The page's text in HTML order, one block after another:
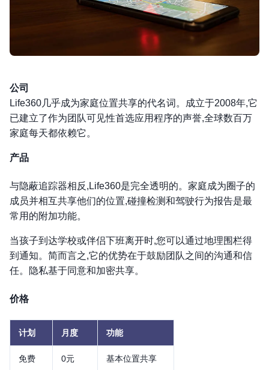
公司
Life360几乎成为家庭位置共享的代名词。成立于2008年,它
已建立了作为团队可见性首选应用程序的声誉,全球数百万
家庭每天都依赖它。
产品
与隐蔽追踪器相反,Life360是完全透明的。家庭成为圈子的
成员并相互共享他们的位置,碰撞检测和驾驶行为报告是最
常用的附加功能。
当孩子到达学校或伴侣下班离开时,您可以通过地理围栏得
到通知。简而言之,它的优势在于鼓励团队之间的沟通和信
任。隐私基于同意和加密共享。
价格
计划 月度 功能
免费 0元 基本位置共享